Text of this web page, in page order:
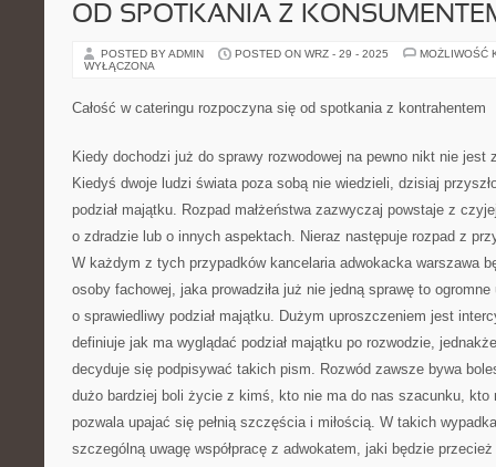
OD SPOTKANIA Z
POSTED BY ADMIN POSTED ON WRZ - 29 - 2025
MOŻLIWOŚĆ
WYŁĄCZONA
Całość w cateringu rozpoczyna się od spotkania z kontrahentem
Kiedy dochodzi już do sprawy rozwodowej na pewno nikt nie jest
Kiedyś dwoje ludzi świata poza sobą nie wiedzieli, dzisiaj
podział majątku. Rozpad małżeństwa zazwyczaj powstaje z
o zdradzie lub o innych aspektach. Nieraz następuje rozpad z
W każdym z tych przypadków kancelaria adwokacka warszawa
osoby fachowej, jaka prowadziła już nie jedną sprawę to
o sprawiedliwy podział majątku. Dużym uproszczeniem jest
definiuje jak ma wyglądać podział majątku po rozwodzie,
decyduje się podpisywać takich pism. Rozwód zawsze bywa
dużo bardziej boli życie z kimś, kto nie ma do nas szacunku, kto
pozwala upajać się pełnią szczęścia i miłością. W takich
szczególną uwagę współpracę z adwokatem, jaki będzie